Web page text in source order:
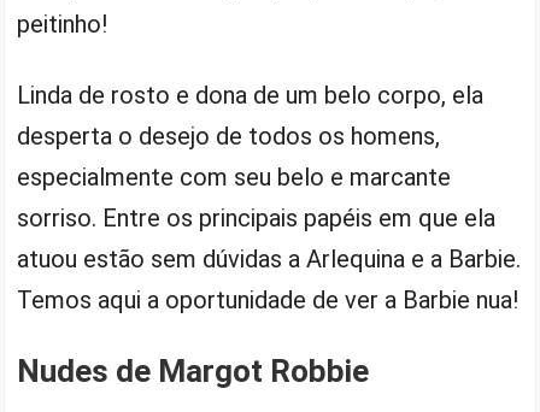
peitinho!
Linda de rosto e dona de um belo corpo, ela
desperta o desejo de todos os homens,
especialmente com seu belo e marcante
sorriso. Entre os principais papéis em que ela
atuou estão sem dúvidas a Arlequina e a Barbie.
Temos aqui a oportunidade de ver a Barbie nua!
Nudes de Margot Robbie